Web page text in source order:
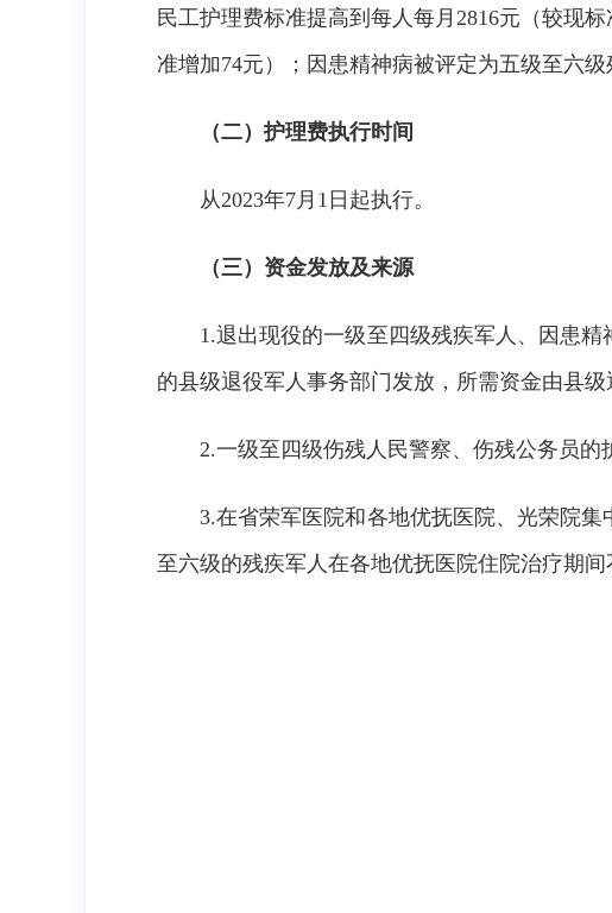
民工护理费标准提高到每人每月 2816元（较现标
准增加74元）；因患精神病被评定为五级至六
（二）护理费执行时间
从2023年7月1日起执行。
（三）资金发放及来源
1.退出现役的一级至四级残疾军人、因患
的县级退役军人事务部门发放，所需资金由县
2.一级至四级伤残人民警察、伤残公务员的
3.在省荣军医院和各地优抚医院、光荣院
至六级的残疾军人在各地优抚医院住院治疗期间